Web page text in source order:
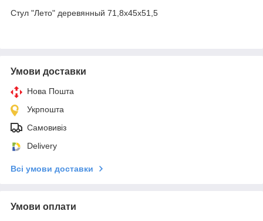
Стул "Лето" деревянный 71,8х45х51,5
Умови доставки
Нова Пошта
Укрпошта
Самовивіз
Delivery
Всі умови доставки
Умови оплати